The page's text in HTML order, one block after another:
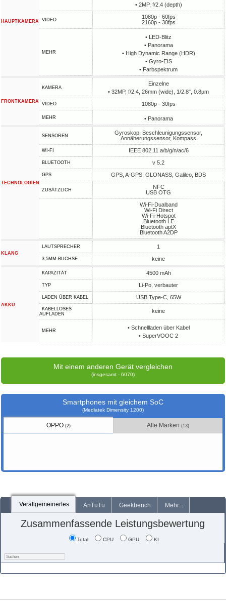
HAUPTKAMERA
• 2MP, f/2.4 (depth)
VIDEO
1080p - 60fps
2160p - 30fps
MEHR
• LED-Blitz
• Panorama
• High Dynamic Range (HDR)
• Gyro-EIS
• Farbspektrum
FRONTKAMERA
KAMERA
Einzelne
• 32MP, f/2.4, 26mm (wide), 1/2.8", 0.8µm
VIDEO 1080p - 30fps
MEHR • Panorama
TECHNOLOGIEN
SENSOREN
Gyroskop, Beschleunigungssensor,
Annäherungssensor, Kompass
WI-FI IEEE 802.11 a/b/g/n/ac/6
BLUETOOTH v 5.2
GPS GPS, A-GPS, GLONASS, Galileo, BDS
ZUSÄTZLICH
NFC
USB OTG
Wi-Fi-Dualband
Wi-Fi Direct
Wi-Fi-Hotspot
Bluetooth LE
Bluetooth aptX
Bluetooth A2DP
KLANG
LAUTSPRECHER 1
3,5MM-BUCHSE keine
AKKU
KAPAZITÄT 4500 mAh
TYP Li-Po, verbauter
LADEN ÜBER KABEL USB Type-C, 65W
KABELLOSES
AUFLADEN
keine
MEHR
• Schnellladen über Kabel
• SuperVOOC 2
Mit einem anderen Gerät vergleichen
(insgesamt - 6070)
Smartphones mit gleichem SoC
(Mediatek Dimensity 1200)
OPPO (2) Alle Marken (13)
Verallgemeinertes AnTuTu Geekbench Mehr...
Zusammenfassende Leistungsbewertung
Total CPU GPU KI